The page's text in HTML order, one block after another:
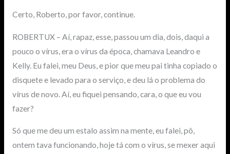
Certo, Roberto, por favor, continue.
ROBERTUX – Aí, rapaz, esse, passou um dia, dois, daqui a
pouco o vírus, era o vírus da época, chamava Leandro e
Kelly. Eu falei, meu Deus, e pior que meu pai tinha copiado o
disquete e levado para o serviço, e deu lá o problema do
vírus de novo. Aí, eu fiquei pensando, cara, o que eu vou
fazer?
Só que me deu um estalo assim na mente, eu falei, pô,
ontem tava funcionando, hoje tá com o vírus, se mexer aqui